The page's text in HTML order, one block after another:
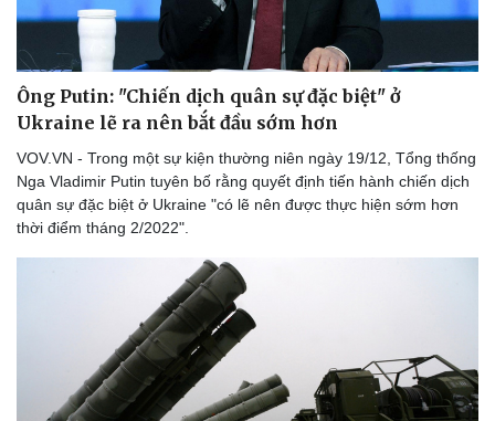
Ông Putin: "Chiến dịch quân sự đặc biệt" ở
Ukraine lẽ ra nên bắt đầu sớm hơn
VOV.VN - Trong một sự kiện thường niên ngày 19/12, Tổng thống
Nga Vladimir Putin tuyên bố rằng quyết định tiến hành chiến dịch
quân sự đặc biệt ở Ukraine "có lẽ nên được thực hiện sớm hơn
thời điểm tháng 2/2022".